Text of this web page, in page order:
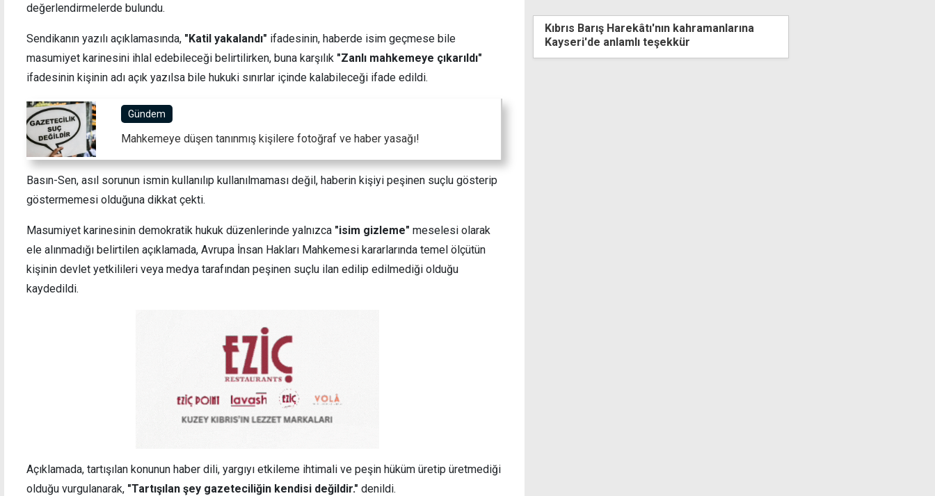
değerlendirmelerde bulundu.
Sendikanın yazılı açıklamasında, "Katil yakalandı" ifadesinin, haberde isim geçmese bile
masumiyet karinesini ihlal edebileceği belirtilirken, buna karşılık "Zanlı mahkemeye çıkarıldı"
ifadesinin kişinin adı açık yazılsa bile hukuki sınırlar içinde kalabileceği ifade edildi.
Gündem
Mahkemeye düşen tanınmış kişilere fotoğraf ve haber yasağı!
Basın-Sen, asıl sorunun ismin kullanılıp kullanılmaması değil, haberin kişiyi peşinen suçlu gösterip
göstermemesi olduğuna dikkat çekti.
Masumiyet karinesinin demokratik hukuk düzenlerinde yalnızca "isim gizleme" meselesi olarak
ele alınmadığı belirtilen açıklamada, Avrupa İnsan Hakları Mahkemesi kararlarında temel ölçütün
kişinin devlet yetkilileri veya medya tarafından peşinen suçlu ilan edilip edilmediği olduğu
kaydedildi.
Açıklamada, tartışılan konunun haber dili, yargıyı etkileme ihtimali ve peşin hüküm üretip üretmediği
olduğu vurgulanarak, "Tartışılan şey gazeteciliğin kendisi değildir." denildi.
ihtiyacımız var"
yerine mi koyuyorsunuz?
Kıbrıs Barış Harekâtı'nın kahramanlarına
Kayseri'de anlamlı teşekkür